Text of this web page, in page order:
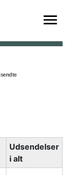
Udsendelser
i alt